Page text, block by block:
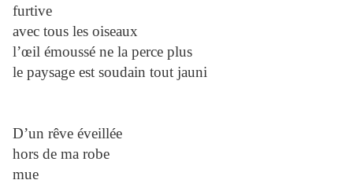
furtive
avec tous les oiseaux
l’œil émoussé ne la perce plus
le paysage est soudain tout jauni
D’un rêve éveillée
hors de ma robe
mue